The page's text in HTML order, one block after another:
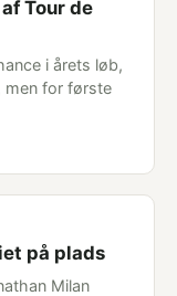
Tour de
i årets løb,
men for første
på plads
Milan